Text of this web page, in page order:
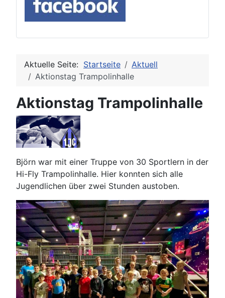
Aktuelle Seite: Startseite
Aktuell
Aktionstag Trampolinhalle
Aktionstag Trampolinhalle
Björn war mit einer Truppe von 30 Sportlern in der
Hi-Fly Trampolinhalle. Hier konnten sich alle
Jugendlichen über zwei Stunden austoben.